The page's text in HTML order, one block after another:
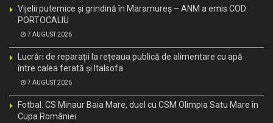
Vijelii puternice și grindină în Maramureș – ANM a emis COD
PORTOCALIU
7 AUGUST 2026
Lucrări de reparații la rețeaua publică de alimentare cu apă
între calea ferată și Italsofa
7 AUGUST 2026
Fotbal. CS Minaur Baia Mare, duel cu CSM Olimpia Satu Mare în
Cupa României